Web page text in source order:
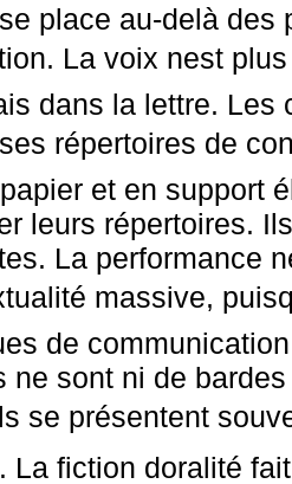
place au-delà des
La voix nest
dans la lettre. Les
répertoires de
et en support
leurs répertoires.
La performance
massive,
de
ne sont ni de
se présentent
La fiction doralité